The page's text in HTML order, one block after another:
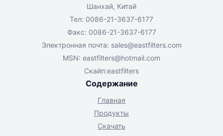
Шанхай, Китай
Тел: 0086-21-3637-6177
Факс: 0086-21-3637-6177
Электронная почта: sales@eastfilters.com
MSN: eastfilters@hotmail.com
Скайп:eastfilters
Содержание
Главная
Продукты
Скачать